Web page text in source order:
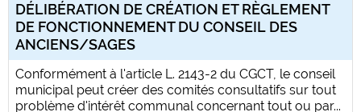
DÉLIBÉRATION DE CRÉATION ET RÈGLEMENT
DE FONCTIONNEMENT DU CONSEIL DES
ANCIENS/SAGES
Conformément à l'article L. 2143-2 du CGCT, le conseil
municipal peut créer des comités consultatifs sur tout
problème d'intérêt communal concernant tout ou par...